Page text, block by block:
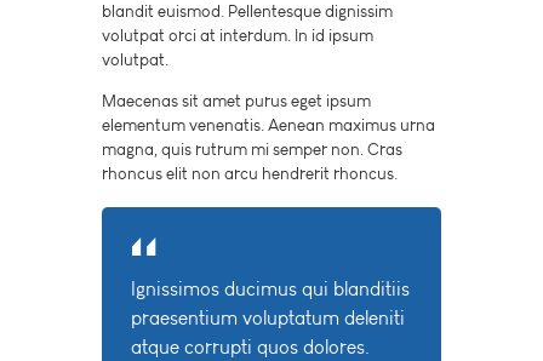
blandit euismod. Pellentesque dignissim
volutpat orci at interdum. In id ipsum
volutpat.
Maecenas sit amet purus eget ipsum
elementum venenatis. Aenean maximus urna
magna, quis rutrum mi semper non. Cras
rhoncus elit non arcu hendrerit rhoncus.
Ignissimos ducimus qui blanditiis
praesentium voluptatum deleniti
atque corrupti quos dolores.